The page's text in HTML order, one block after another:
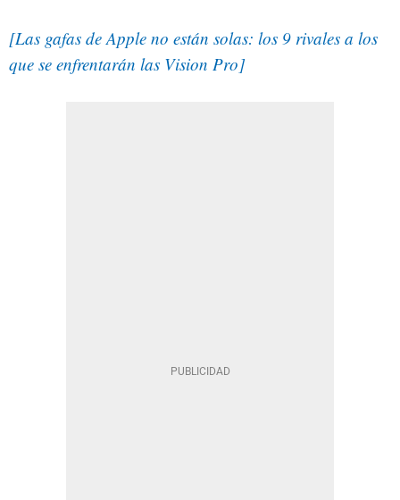
[Las gafas de Apple no están solas: los 9 rivales a los
que se enfrentarán las Vision Pro]